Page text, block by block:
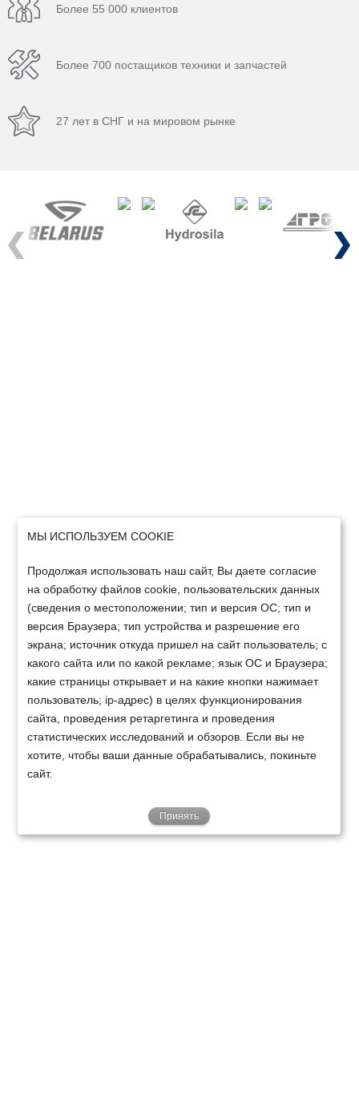
Более 55 000 клиентов
Более 700 постащиков техники и запчастей
27 лет в СНГ и на мировом рынке
Previous Next
МЫ ИСПОЛЬЗУЕМ COOKIE
Продолжая использовать наш сайт, Вы даете согласие
на обработку файлов cookie, пользовательских данных
(сведения о местоположении; тип и версия ОС; тип и
версия Браузера; тип устройства и разрешение его
экрана; источник откуда пришел на сайт пользователь; с
какого сайта или по какой рекламе; язык ОС и Браузера;
какие страницы открывает и на какие кнопки нажимает
пользователь; ip-адрес) в целях функционирования
сайта, проведения ретаргетинга и проведения
статистических исследований и обзоров. Если вы не
хотите, чтобы ваши данные обрабатывались, покиньте
сайт.
Принять